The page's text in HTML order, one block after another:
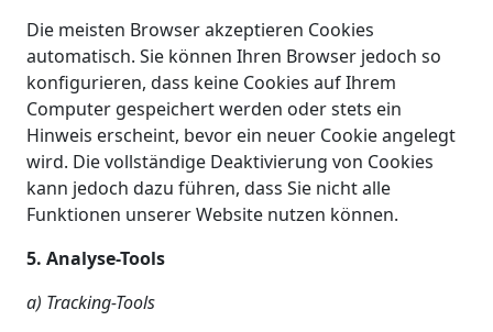
Die meisten Browser akzeptieren Cookies
automatisch. Sie können Ihren Browser jedoch so
konfigurieren, dass keine Cookies auf Ihrem
Computer gespeichert werden oder stets ein
Hinweis erscheint, bevor ein neuer Cookie angelegt
wird. Die vollständige Deaktivierung von Cookies
kann jedoch dazu führen, dass Sie nicht alle
Funktionen unserer Website nutzen können.
5. Analyse-Tools
a) Tracking-Tools